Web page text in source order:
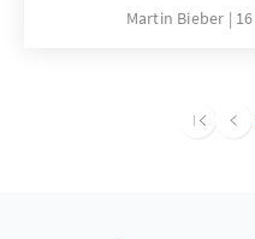
beschlossen.
Reserve erfüllen
Martin Bieber